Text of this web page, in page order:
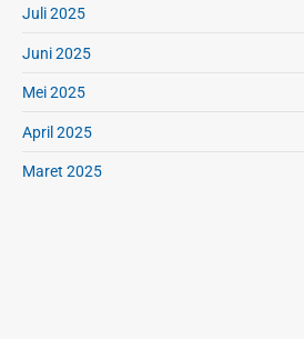
Juli 2025
Juni 2025
Mei 2025
April 2025
Maret 2025